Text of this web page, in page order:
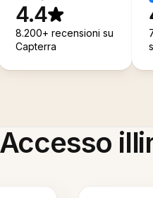
4.4
8.200+ recensioni su
Capterra
Accesso